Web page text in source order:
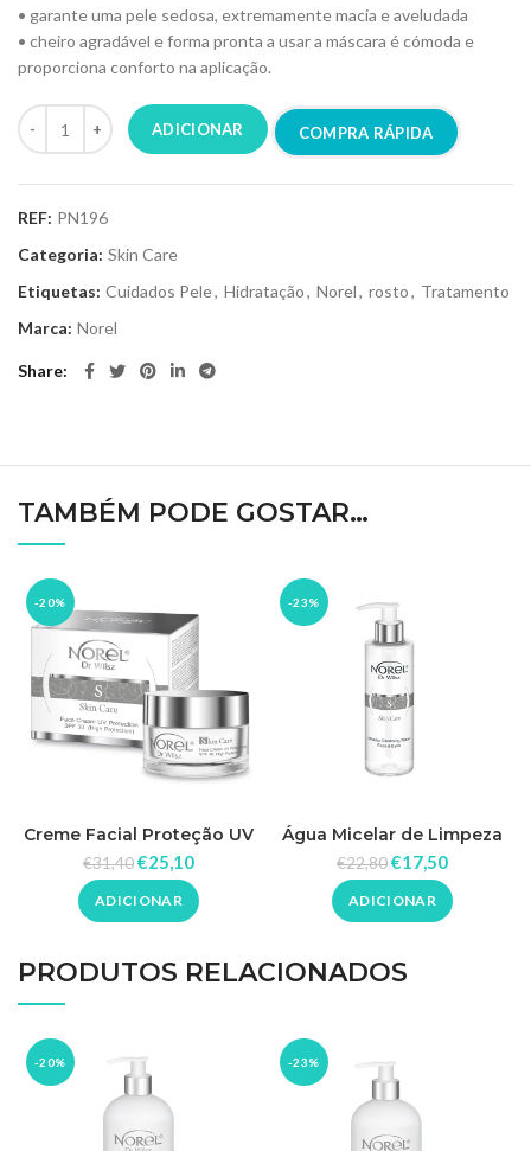
• garante uma pele sedosa, extremamente macia e aveludada
• cheiro agradável e forma pronta a usar a máscara é cómoda e
proporciona conforto na aplicação.
ADICIONAR COMPRA RÁPIDA
REF: PN196
Categoria: Skin Care
Etiquetas: Cuidados Pele, Hidratação, Norel, rosto, Tratamento
Marca: Norel
Share
TAMBÉM PODE GOSTAR…
-20%
Creme Facial Proteção UV
FPS 30 (Alta Proteção)
50ml – Norel
€31,40€25,10
ADICIONAR
-23%
Água Micelar de Limpeza
200ml – Norel
€22,80€17,50
ADICIONAR
PRODUTOS RELACIONADOS
-20% -23%